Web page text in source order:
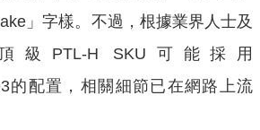
」字樣。不過，根據業界人士及
級PTL-H SKU可能採用
的配置，相關細節已在網路上流